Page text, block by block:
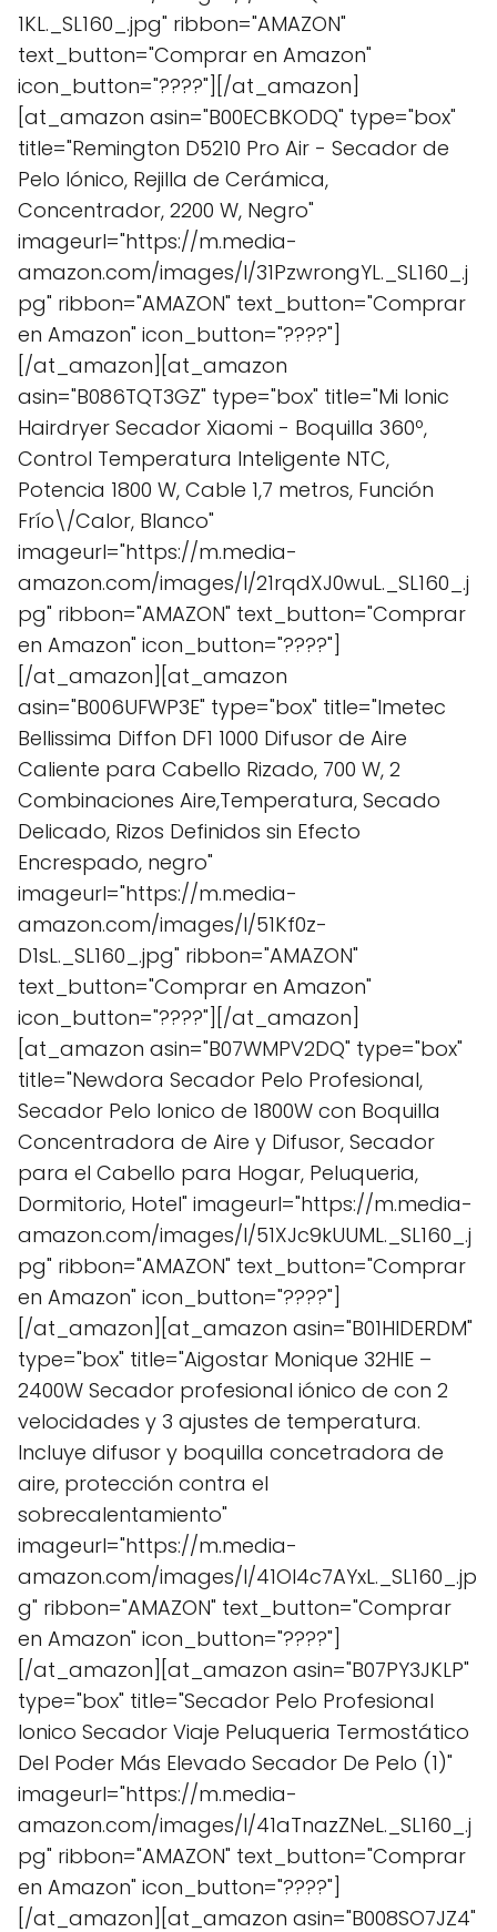
1KL._SL160_.jpg" ribbon="AMAZON"
text_button="Comprar en Amazon"
icon_button="????"][/at_amazon]
[at_amazon asin="B00ECBKODQ" type="box"
title="Remington D5210 Pro Air - Secador de
Pelo Iónico, Rejilla de Cerámica,
Concentrador, 2200 W, Negro"
imageurl="https://m.media-
amazon.com/images/I/31PzwrongYL._SL160_.j
pg" ribbon="AMAZON" text_button="Comprar
en Amazon" icon_button="????"]
[/at_amazon][at_amazon
asin="B086TQT3GZ" type="box" title="Mi Ionic
Hairdryer Secador Xiaomi - Boquilla 360º,
Control Temperatura Inteligente NTC,
Potencia 1800 W, Cable 1,7 metros, Función
Frío\/Calor, Blanco"
imageurl="https://m.media-
amazon.com/images/I/21rqdXJ0wuL._SL160_.j
pg" ribbon="AMAZON" text_button="Comprar
en Amazon" icon_button="????"]
[/at_amazon][at_amazon
asin="B006UFWP3E" type="box" title="Imetec
Bellissima Diffon DF1 1000 Difusor de Aire
Caliente para Cabello Rizado, 700 W, 2
Combinaciones Aire,Temperatura, Secado
Delicado, Rizos Definidos sin Efecto
Encrespado, negro"
imageurl="https://m.media-
amazon.com/images/I/51Kf0z-
D1sL._SL160_.jpg" ribbon="AMAZON"
text_button="Comprar en Amazon"
icon_button="????"][/at_amazon]
[at_amazon asin="B07WMPV2DQ" type="box"
title="Newdora Secador Pelo Profesional,
Secador Pelo Ionico de 1800W con Boquilla
Concentradora de Aire y Difusor, Secador
para el Cabello para Hogar, Peluqueria,
Dormitorio, Hotel" imageurl="https://m.media-
amazon.com/images/I/51XJc9kUUML._SL160_.j
pg" ribbon="AMAZON" text_button="Comprar
en Amazon" icon_button="????"]
[/at_amazon][at_amazon asin="B01HIDERDM"
type="box" title="Aigostar Monique 32HIE –
2400W Secador profesional iónico de con 2
velocidades y 3 ajustes de temperatura.
Incluye difusor y boquilla concetradora de
aire, protección contra el
sobrecalentamiento"
imageurl="https://m.media-
amazon.com/images/I/41Ol4c7AYxL._SL160_.jp
g" ribbon="AMAZON" text_button="Comprar
en Amazon" icon_button="????"]
[/at_amazon][at_amazon asin="B07PY3JKLP"
type="box" title="Secador Pelo Profesional
Ionico Secador Viaje Peluqueria Termostático
Del Poder Más Elevado Secador De Pelo (1)"
imageurl="https://m.media-
amazon.com/images/I/41aTnazZNeL._SL160_.j
pg" ribbon="AMAZON" text_button="Comprar
en Amazon" icon_button="????"]
[/at_amazon][at_amazon asin="B008SO7JZ4"